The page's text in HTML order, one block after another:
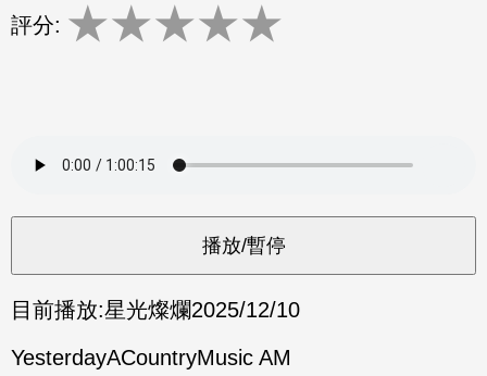
評分: ★★★★★
目前播放:星光燦爛2025/12/10
YesterdayACountryMusic AM